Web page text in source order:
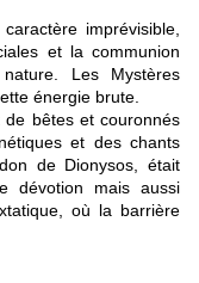
imprévisible,
et la communion
Les Mystères
énergie brute.
de bêtes et couronnés
et des chants
de Dionysos, était
dévotion mais aussi
où la barrière